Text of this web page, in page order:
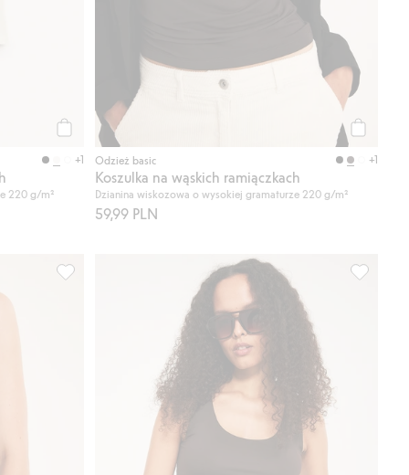
+1
220 g/m²
Kup
Odzież basic +1
Koszulka na wąskich ramiączkach
Dzianina wiskozowa o wysokiej gramaturze 220 g/m²
59,99 PLN
Prążkowana koszulka, Dodaj do listy ulubione